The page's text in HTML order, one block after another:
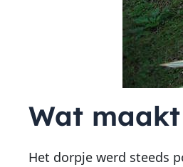
Wat
Het dorpje werd steeds